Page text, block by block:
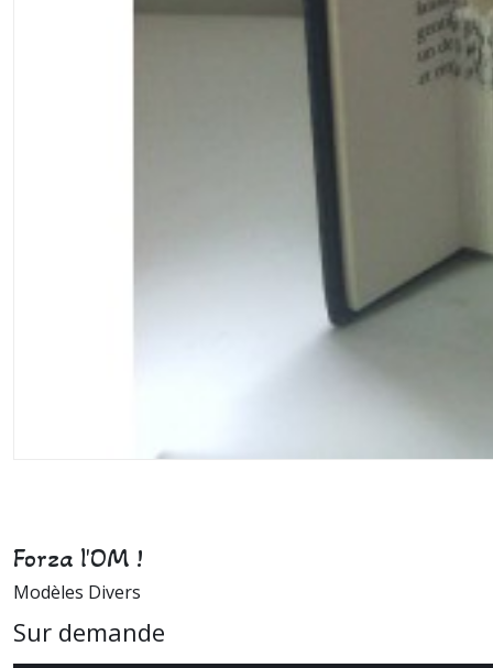
Forza l'OM !
Modèles Divers
Sur demande